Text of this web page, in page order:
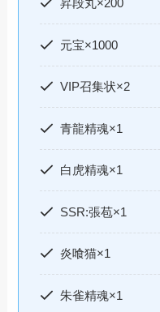
昇段丸×200
元宝×1000
VIP召集状×2
青龍精魂×1
白虎精魂×1
SSR:張苞×1
炎喰猫×1
朱雀精魂×1